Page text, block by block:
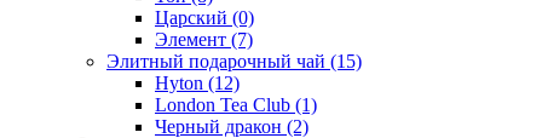
Царский (0)
Элемент (7)
Элитный подарочный чай (15)
Hyton (12)
London Tea Club (1)
Черный дракон (2)